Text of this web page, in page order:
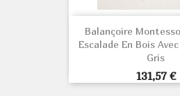
Balançoire
Escalade En Bois
Gris
Prix
131,57 €